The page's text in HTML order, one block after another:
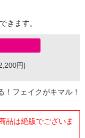
きます。
円]
！フェイクがキマル！
品は絶版でございま